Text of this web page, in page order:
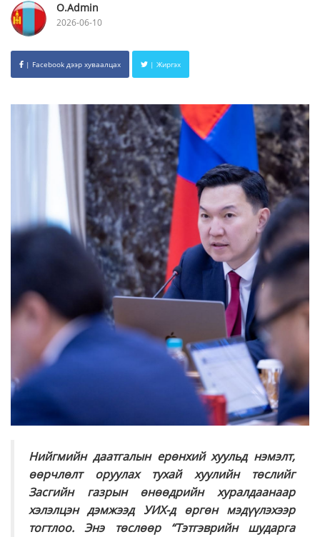
O.Admin
2026-06-10
| Facebook дээр хуваалцах | Жиргэх
Нийгмийн даатгалын ерөнхий хуульд нэмэлт,
өөрчлөлт оруулах тухай хуулийн төслийг
Засгийн газрын өнөөдрийн хуралдаанаар
хэлэлцэн дэмжээд УИХ-д өргөн мэдүүлэхээр
тогтлоо. Энэ төслөөр “Тэтгэврийн шударга